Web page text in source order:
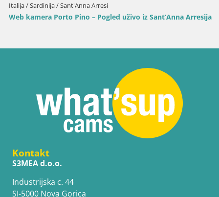
Italija / Sardinija / Sant'Anna Arresi
Web kamera Porto Pino – Pogled uživo iz Sant’Anna Arresija
Kontakt
S3MEA d.o.o.
Industrijska c. 44
SI-5000 Nova Gorica